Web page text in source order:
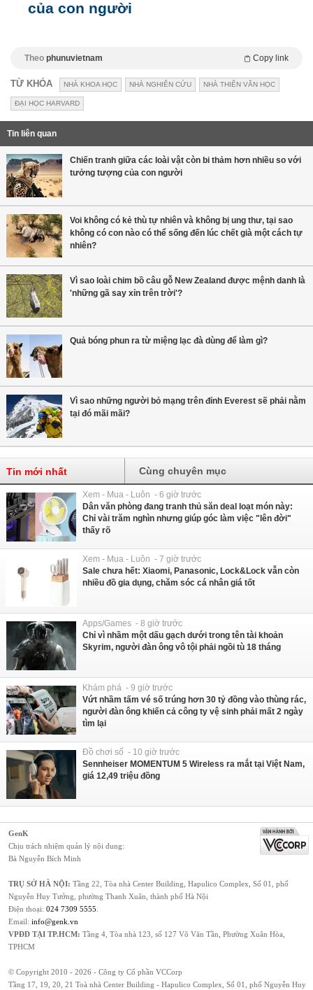
của con người
Theo phunuvietnam Copy link
TỪ KHÓA NHÀ KHOA HỌC NHÀ NGHIÊN CỨU NHÀ THIÊN VĂN HỌC
ĐẠI HỌC HARVARD
Tin liên quan
Chiến tranh giữa các loài vật còn bi thảm hơn nhiều so với
tưởng tượng của con người
Voi không có kẻ thù tự nhiên và không bị ung thư, tại sao
không có con nào có thể sống đến lúc chết già một cách tự
nhiên?
Vì sao loài chim bồ câu gỗ New Zealand được mệnh danh là
'những gã say xỉn trên trời'?
Quả bóng phun ra từ miệng lạc đà dùng để làm gì?
Vì sao những người bỏ mạng trên đỉnh Everest sẽ phải nằm
tại đó mãi mãi?
Tin mới nhất Cùng chuyên mục
Xem - Mua - Luôn - 6 giờ trước
Dân văn phòng đang tranh thủ săn deal loạt món này:
Chỉ vài trăm nghìn nhưng giúp góc làm việc "lên đời"
thấy rõ
Xem - Mua - Luôn - 7 giờ trước
Sale chưa hết: Xiaomi, Panasonic, Lock&Lock vẫn còn
nhiều đồ gia dụng, chăm sóc cá nhân giá tốt
Apps/Games - 8 giờ trước
Chỉ vì nhầm một dấu gạch dưới trong tên tài khoản
Skyrim, người đàn ông vô tội phải ngồi tù 18 tháng
Khám phá - 9 giờ trước
Vứt nhầm tấm vé số trúng hơn 30 tỷ đồng vào thùng rác,
người đàn ông khiến cả công ty vệ sinh phải mất 2 ngày
tìm lại
Đồ chơi số - 10 giờ trước
Sennheiser MOMENTUM 5 Wireless ra mắt tại Việt Nam,
giá 12,49 triệu đồng
GenK
Chịu trách nhiệm quản lý nội dung:
Bà Nguyễn Bích Minh
TRỤ SỞ HÀ NỘI: Tầng 22, Tòa nhà Center Building, Hapulico Complex, Số 01, phố
Nguyễn Huy Tưởng, phường Thanh Xuân, thành phố Hà Nội
Điện thoại: 024 7309 5555
Email: info@genk.vn
VPĐD TẠI TP.HCM: Tầng 4, Tòa nhà 123, số 127 Võ Văn Tần, Phường Xuân Hòa,
TPHCM
© Copyright 2010 - 2026 - Công ty Cổ phần VCCorp
Tầng 17, 19, 20, 21 Toà nhà Center Building - Hapulico Complex, Số 01, phố Nguyễn Huy